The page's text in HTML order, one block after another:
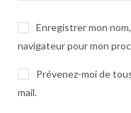
Enregistrer mon
navigateur pour mon
Prévenez-moi de
mail.